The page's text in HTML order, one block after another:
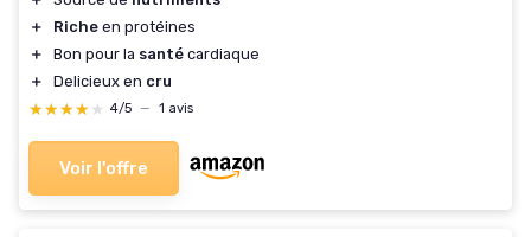
＋
Riche en protéines
＋
Bon pour la santé cardiaque
＋
Delicieux en cru
★★★★★
★★★★★ 4/5 — 1 avis
Voir l'offre